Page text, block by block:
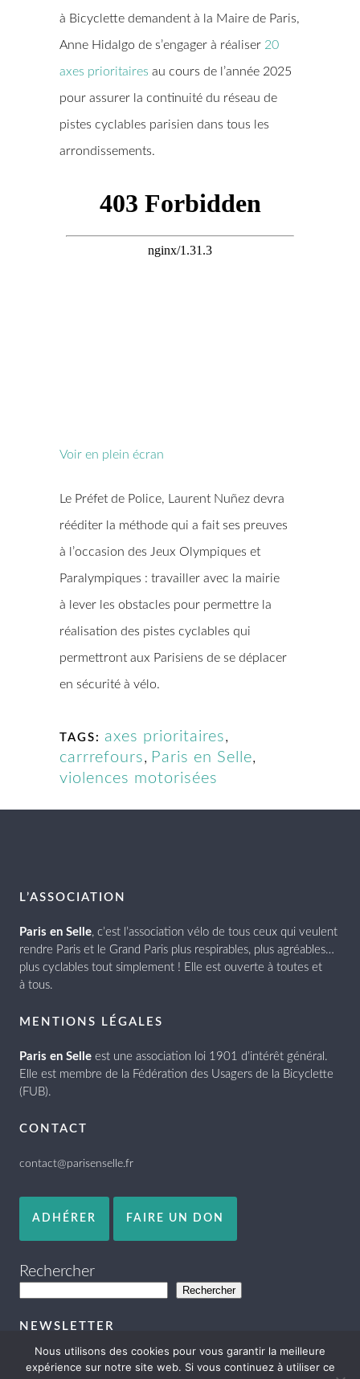
à Bicyclette demandent à la Maire de Paris,
Anne Hidalgo de s’engager à réaliser 20
axes prioritaires au cours de l’année 2025
pour assurer la continuité du réseau de
pistes cyclables parisien dans tous les
arrondissements.
Voir en plein écran
Le Préfet de Police, Laurent Nuñez devra
rééditer la méthode qui a fait ses preuves
à l’occasion des Jeux Olympiques et
Paralympiques : travailler avec la mairie
à lever les obstacles pour permettre la
réalisation des pistes cyclables qui
permettront aux Parisiens de se déplacer
en sécurité à vélo.
TAGS: axes prioritaires,
carrrefours, Paris en Selle,
violences motorisées
L’ASSOCIATION
Paris en Selle, c’est l’association vélo de tous ceux qui veulent
rendre Paris et le Grand Paris plus respirables, plus agréables…
plus cyclables tout simplement ! Elle est ouverte à toutes et
à tous.
MENTIONS LÉGALES
Paris en Selle est une association loi 1901 d’intérêt général.
Elle est membre de la Fédération des Usagers de la Bicyclette
(FUB).
CONTACT
contact@parisenselle.fr
ADHÉRER FAIRE UN DON
Rechercher
Rechercher
NEWSLETTER
Nous utilisons des cookies pour vous garantir la meilleure
expérience sur notre site web. Si vous continuez à utiliser ce